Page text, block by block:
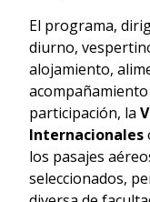
El programa,
diurno,
alojamiento,
participación, la
Internacionales
los pasajes
seleccionados,